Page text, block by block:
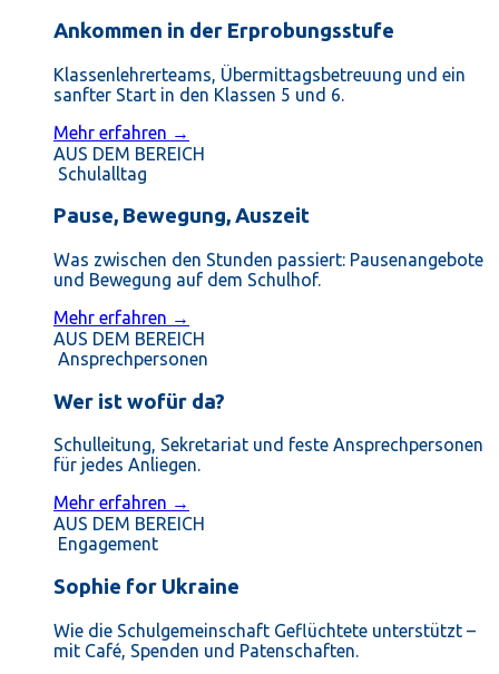
Ankommen in der Erprobungsstufe
Klassenlehrerteams, Übermittagsbetreuung und ein
sanfter Start in den Klassen 5 und 6.
Mehr erfahren →
AUS DEM BEREICH
Schulalltag
Pause, Bewegung, Auszeit
Was zwischen den Stunden passiert: Pausenangebote
und Bewegung auf dem Schulhof.
Mehr erfahren →
AUS DEM BEREICH
Ansprechpersonen
Wer ist wofür da?
Schulleitung, Sekretariat und feste Ansprechpersonen
für jedes Anliegen.
Mehr erfahren →
AUS DEM BEREICH
Engagement
Sophie for Ukraine
Wie die Schulgemeinschaft Geflüchtete unterstützt –
mit Café, Spenden und Patenschaften.